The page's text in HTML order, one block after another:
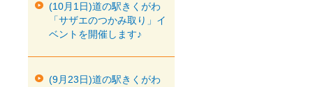
(10月1日)道の駅きくがわ
「サザエのつかみ取り」イ
ベントを開催します♪
(9月23日)道の駅きくがわ